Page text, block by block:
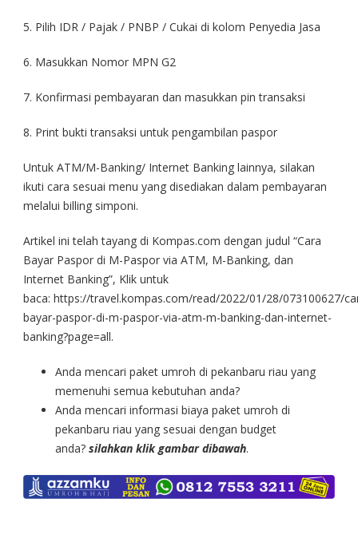
5. Pilih IDR / Pajak / PNBP / Cukai di kolom Penyedia Jasa
6. Masukkan Nomor MPN G2
7. Konfirmasi pembayaran dan masukkan pin transaksi
8. Print bukti transaksi untuk pengambilan paspor
Untuk ATM/M-Banking/ Internet Banking lainnya, silakan
ikuti cara sesuai menu yang disediakan dalam pembayaran
melalui billing simponi.
Artikel ini telah tayang di Kompas.com dengan judul “Cara
Bayar Paspor di M-Paspor via ATM, M-Banking, dan
Internet Banking”, Klik untuk
baca: https://travel.kompas.com/read/2022/01/28/073100627/
bayar-paspor-di-m-paspor-via-atm-m-banking-dan-internet-
banking?page=all.
Anda mencari paket umroh di pekanbaru riau yang
memenuhi semua kebutuhan anda?
Anda mencari informasi biaya paket umroh di
pekanbaru riau yang sesuai dengan budget
anda? silahkan klik gambar dibawah.